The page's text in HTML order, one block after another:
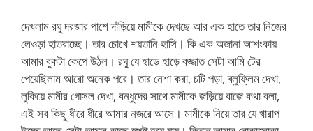
দেখলাম রঘু দরজার পাশে দাঁড়িয়ে মামীকে দেখছে আর এক হাতে তার নিজের
লেওড়া হাতরাচ্ছে। তার চোখে শয়তানি হাসি। কি এক অজানা আশংকায়
আমার বুকটা কেপে উঠল। রঘু যে হাড়ে হাড়ে বজ্জাত সেটা আমি টের
পেয়েছিলাম আরো অনেক পরে। তার নেশা করা, চটি পড়া, ব্লুফ্লিম দেখা,
লুকিয়ে মামীর গোসল দেখা, বন্ধুদের সাথে মামীকে জড়িয়ে বাজে কথা বলা,
এই সব কিছু ধীরে ধীরে আমার নজরে আসে। মামীকে নিয়ে তার যে খারাপ